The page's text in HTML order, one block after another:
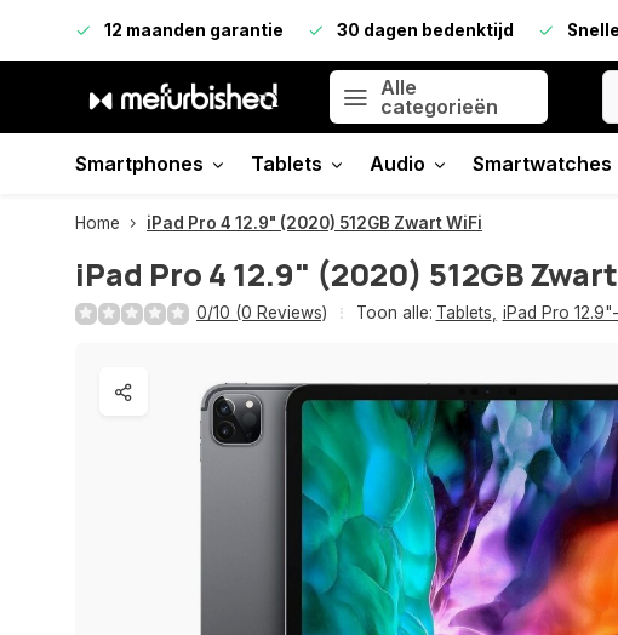
12 maanden garantie 30 dagen bedenktijd
Alle
categorieën
Smartphones Tablets Audio Smartwatches
Home iPad Pro 4 12.9" (2020) 512GB Zwart WiFi
iPad Pro 4 12.9" (2020) 512GB
0/10 (0 Reviews) Toon alle: Tablets iPad Pro